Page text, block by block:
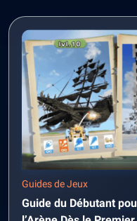
Guides de Jeux
Guide du Débutant